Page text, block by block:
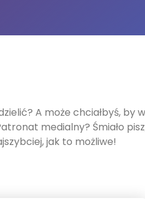
A może chciałbyś, by
medialny? Śmiało
jak to możliwe!